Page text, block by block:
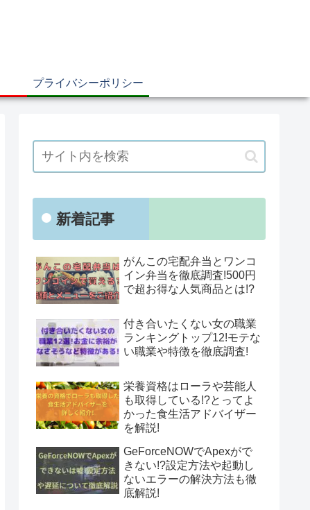
プライバシーポリシー
新着記事
がんこの宅配弁当とワンコ
イン弁当を徹底調査!500円
で超お得な人気商品とは!?
付き合いたくない女の職業
ランキングトップ12!モテな
い職業や特徴を徹底調査!
栄養資格はローラや芸能人
も取得している!?とってよ
かった食生活アドバイザー
を解説!
GeForceNOWでApexがで
きない!?設定方法や起動し
ないエラーの解決方法も徹
底解説!